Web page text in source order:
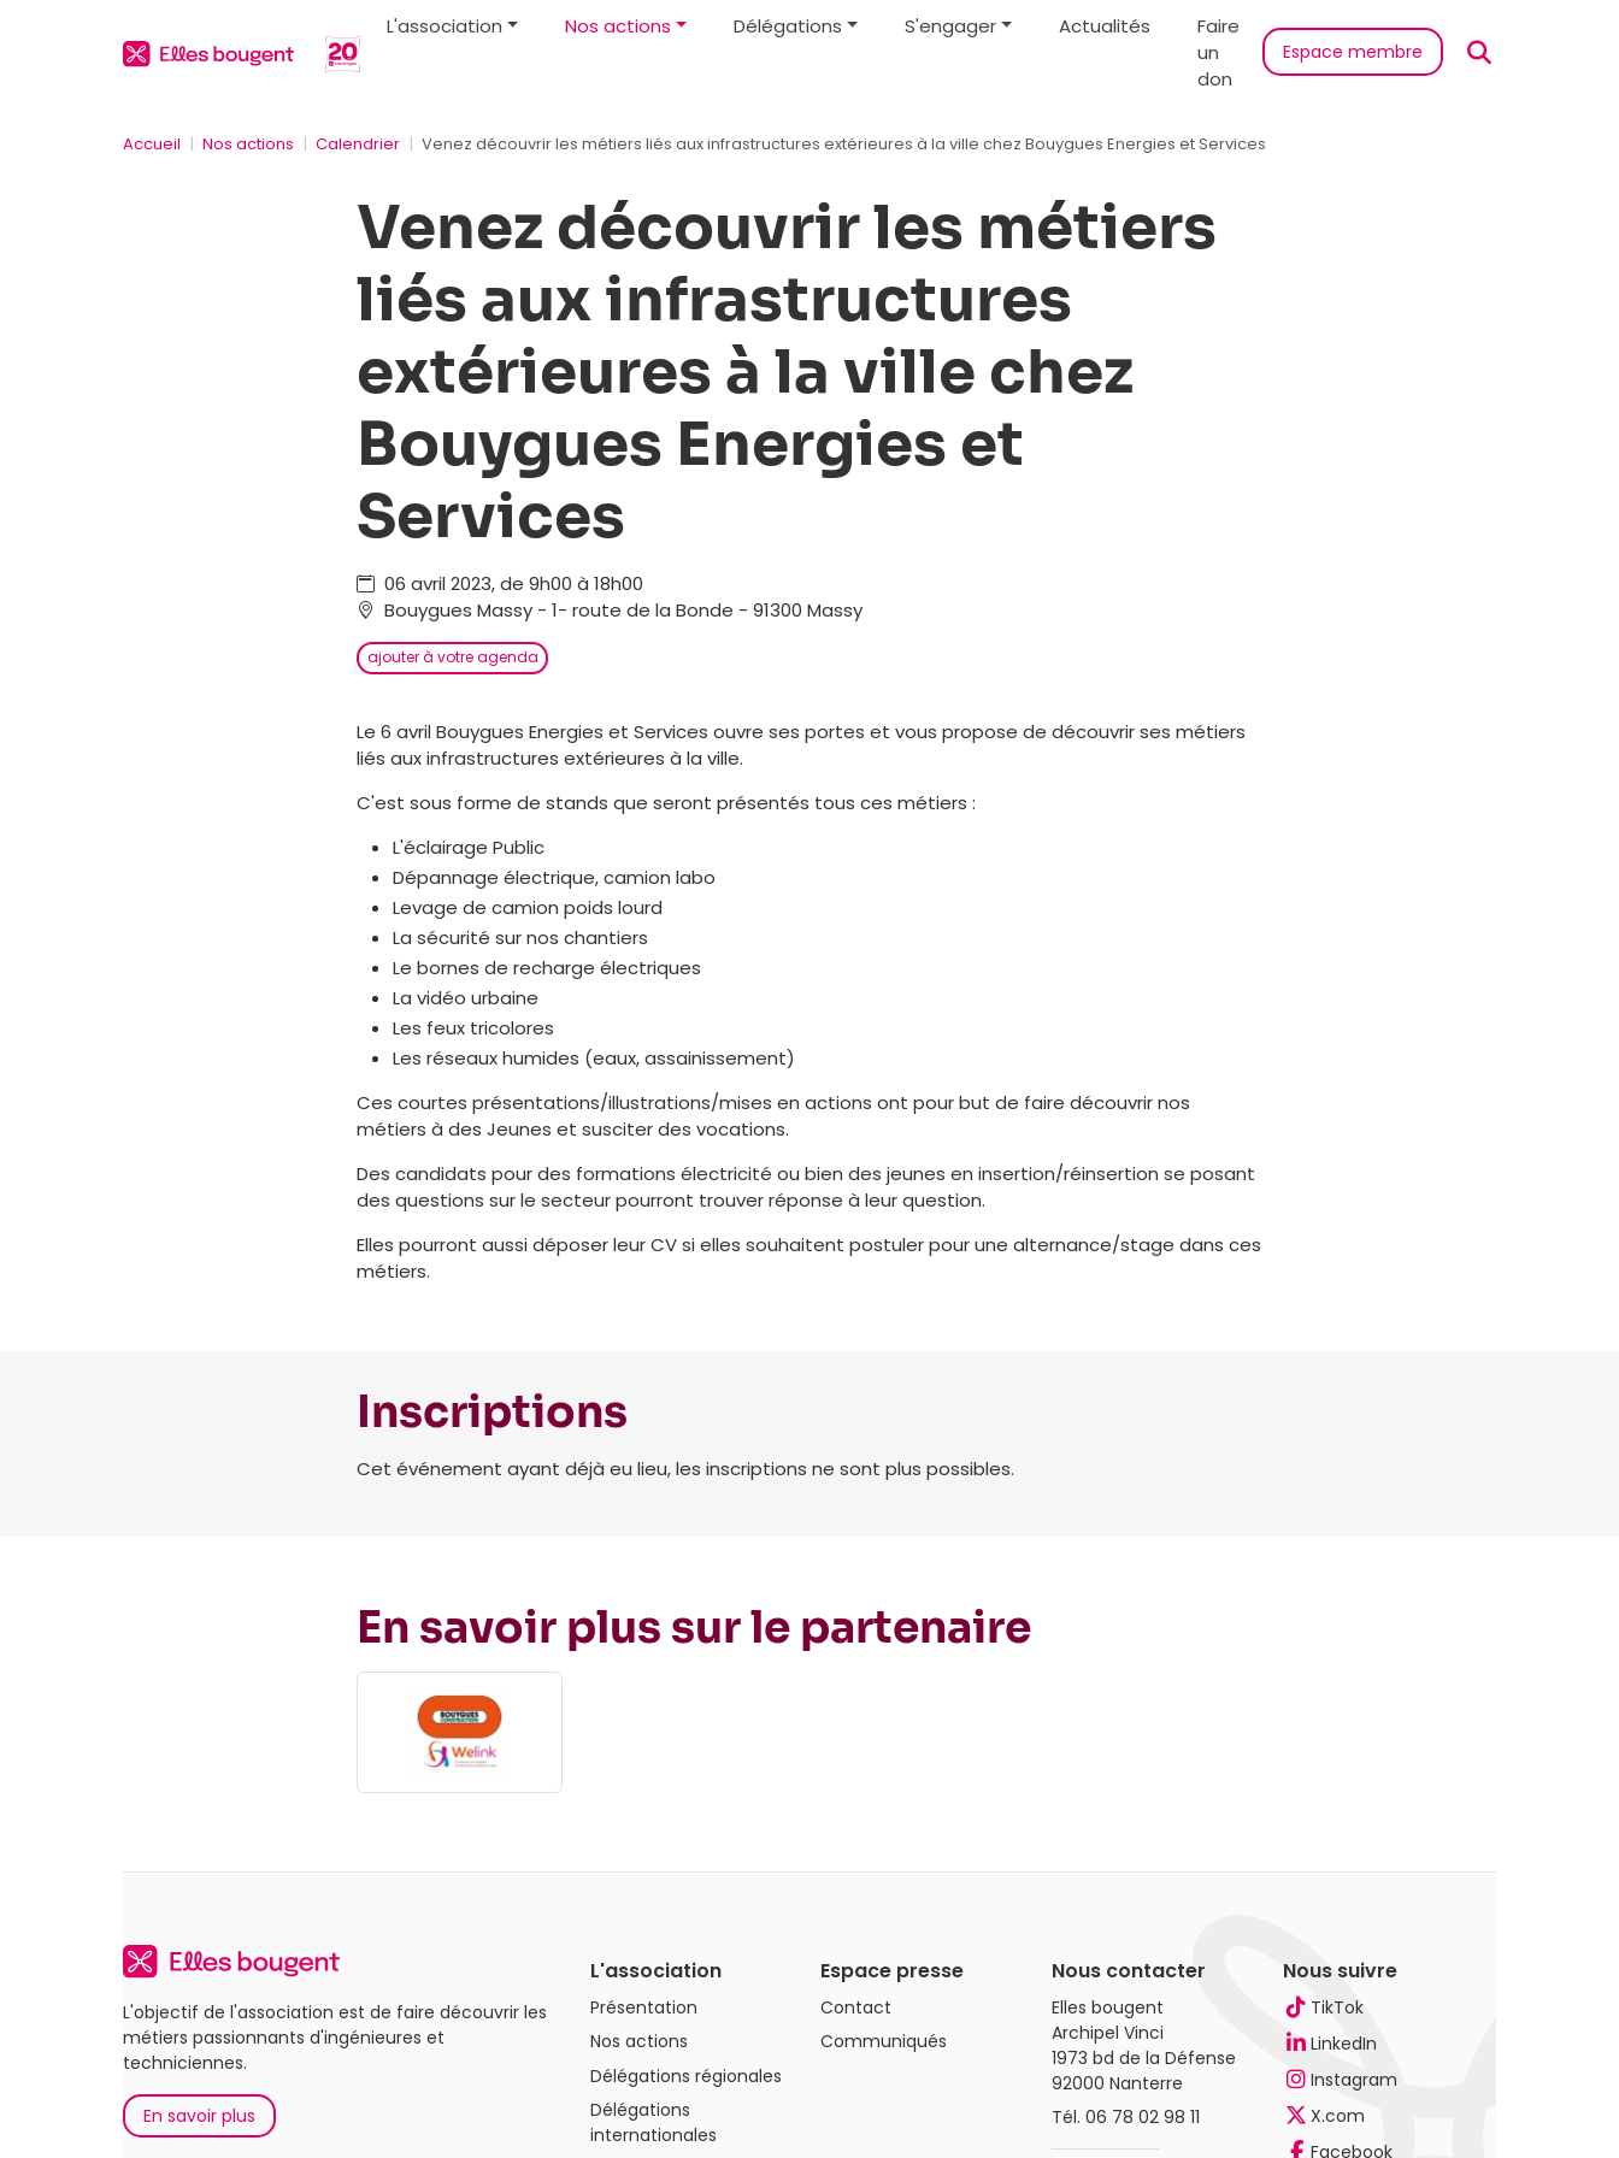
L'association Nos actions Délégations S'engager Actualités
Faire
un
don
Espace membre
Accueil Nos actions Calendrier Venez découvrir les métiers liés aux infrastructures extérieures à la ville chez Bouygues Energies et Services
Venez découvrir les métiers
liés aux infrastructures
extérieures à la ville chez
Bouygues Energies et
Services
06 avril 2023, de 9h00 à 18h00
Bouygues Massy - 1- route de la Bonde - 91300 Massy
ajouter à votre agenda
Le 6 avril Bouygues Energies et Services ouvre ses portes et vous propose de découvrir ses métiers
liés aux infrastructures extérieures à la ville.
C'est sous forme de stands que seront présentés tous ces métiers :
L'éclairage Public
Dépannage électrique, camion labo
Levage de camion poids lourd
La sécurité sur nos chantiers
Le bornes de recharge électriques
La vidéo urbaine
Les feux tricolores
Les réseaux humides (eaux, assainissement)
Ces courtes présentations/illustrations/mises en actions ont pour but de faire découvrir nos
métiers à des Jeunes et susciter des vocations.
Des candidats pour des formations électricité ou bien des jeunes en insertion/réinsertion se posant
des questions sur le secteur pourront trouver réponse à leur question.
Elles pourront aussi déposer leur CV si elles souhaitent postuler pour une alternance/stage dans ces
métiers.
Inscriptions
Cet événement ayant déjà eu lieu, les inscriptions ne sont plus possibles.
En savoir plus sur le partenaire
L'objectif de l'association est de faire découvrir les
métiers passionnants d'ingénieures et
techniciennes.
En savoir plus
L'association
Présentation
Nos actions
Délégations régionales
Délégations
internationales
Espace presse
Contact
Communiqués
Nous contacter
Elles bougent
Archipel Vinci
1973 bd de la Défense
92000 Nanterre
Tél.06 78 02 98 11
Nous suivre
TikTok
LinkedIn
Instagram
X.com
Facebook